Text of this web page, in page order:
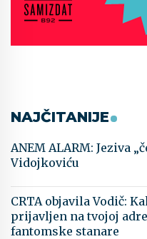
NAJČITANIJE
ANEM ALARM: Jeziva
Vidojkoviću
CRTA objavila Vodič:
prijavljen na tvojoj
fantomske stanare